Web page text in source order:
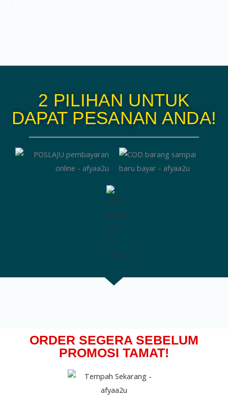
2 PILIHAN UNTUK
DAPAT PESANAN ANDA!
ORDER SEGERA SEBELUM
PROMOSI TAMAT!